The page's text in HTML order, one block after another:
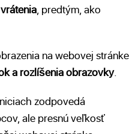
, predtým, ako
na webovej stránke
a rozlíšenia obrazovky.
zodpovedá
ale presnú veľkosť